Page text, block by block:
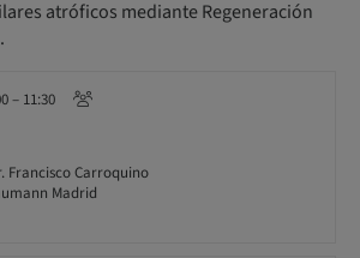
atróficos mediante Regeneración
– 11:30
Francisco Carroquino
Madrid